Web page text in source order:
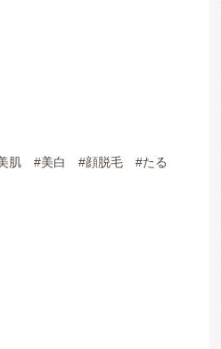
肌 #美白 #顔脱毛 #たる